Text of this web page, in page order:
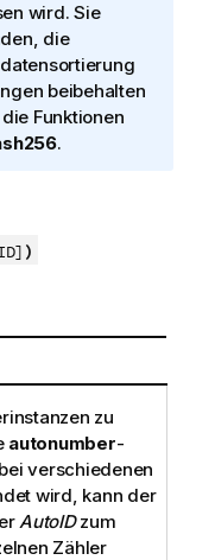
wird. Sie
die
beibehalten
Funktionen
.
)
zu
autonumber-
verschiedenen
wird, kann der
AutoIDzum
Zähler